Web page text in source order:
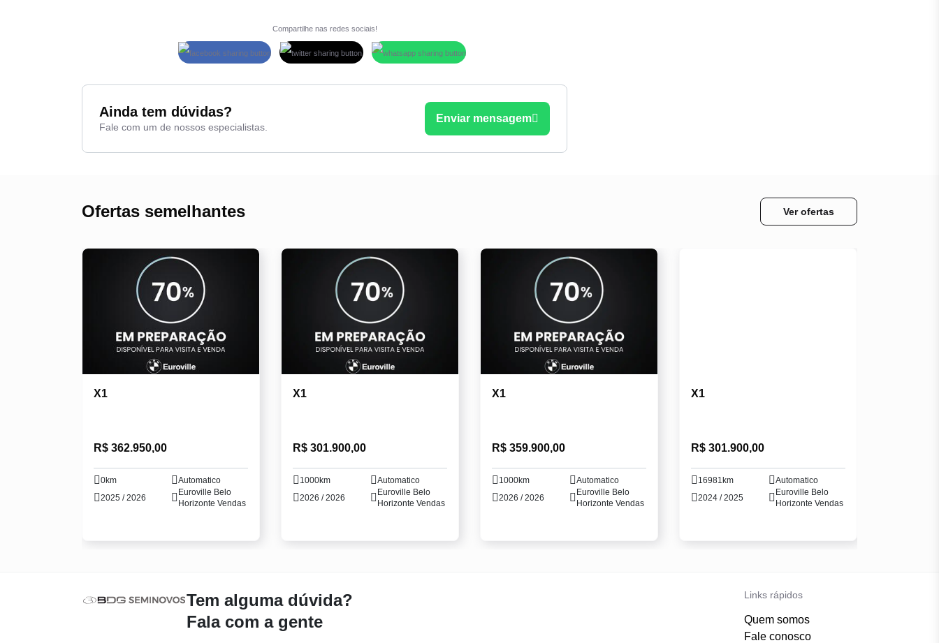
Compartilhe nas redes sociais!
Ainda tem dúvidas?
Fale com um de nossos especialistas.
Enviar mensagem
Ofertas semelhantes Ver ofertas
X1
R$ 362.950,00
0km
Automatico
2025 / 2026
Euroville Belo
Horizonte Vendas
X1
R$ 301.900,00
1000km
Automatico
2026 / 2026
Euroville Belo
Horizonte Vendas
X1
R$ 359.900,00
1000km
Automatico
2026 / 2026
Euroville Belo
Horizonte Vendas
X1
R$ 301.900,00
16981km
Automatico
2024 / 2025
Euroville Belo
Horizonte Vendas
Tem alguma dúvida?
Fala com a gente
Links rápidos
Quem somos
Fale conosco